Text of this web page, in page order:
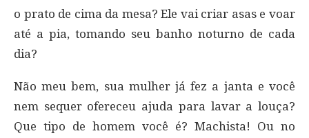
o prato de cima da mesa? Ele vai criar asas e voar
até a pia, tomando seu banho noturno de cada
dia?
Não meu bem, sua mulher já fez a janta e você
nem sequer ofereceu ajuda para lavar a louça?
Que tipo de homem você é? Machista! Ou no